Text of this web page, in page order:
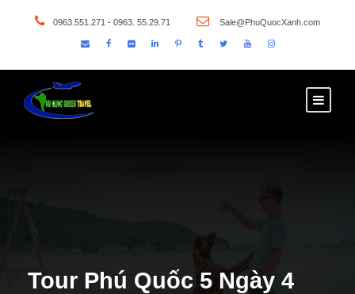
0963.551.271 - 0963. 55.29.71 Sale@PhuQuocXanh.com
Tour Phú Quốc 5 Ngày 4